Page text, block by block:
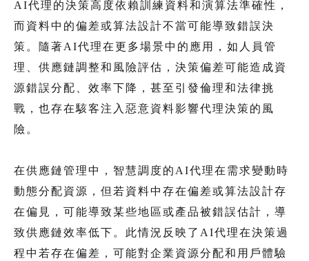
AI代理的決策高度依賴訓練資料和演算法準確性，
而資料中的偏差或算法設計不當可能導致錯誤決
策。隨著AI代理在更多場景中的應用，如人員管
理、供應鏈調整和風險評估，決策偏差可能造成資
源錯誤分配、效率下降，甚至引發倫理和法律挑
戰，也存在駭客注入惡意資料影響代理決策的風
險。
在供應鏈管理中，智慧調度的AI代理在需求變動時
動態分配資源，但若資料中存在偏差或算法設計存
在偏見，可能導致某些地區或產品被錯誤估計，導
致供應鏈效率低下。此情況反映了AI代理在決策過
程中若存在偏差，可能對企業資源分配和用戶體驗